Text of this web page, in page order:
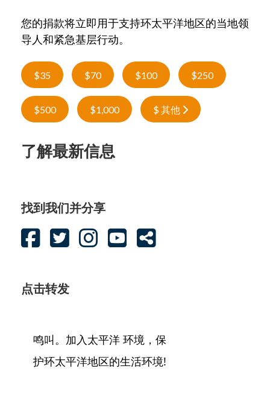
您的捐款将立即用于支持环太平洋地区的当地领
导人和紧急基层行动。
$35 $70 $100 $250
$500 $1,000 $ 其他
了解最新信息
找到我们并分享
点击转发
鸣叫。加入太平洋 环境，保
护环太平洋地区的生活环境!